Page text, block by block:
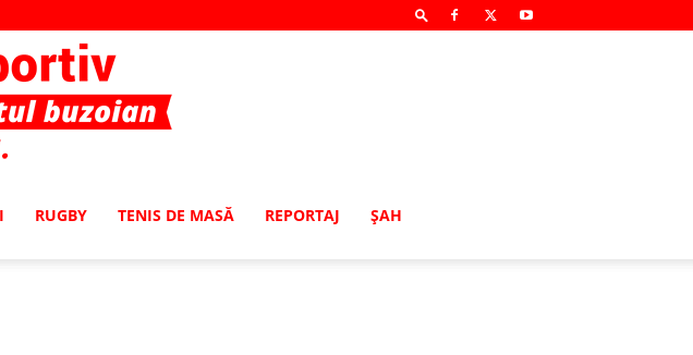
RUGBY TENIS DE MASĂ REPORTAJ ŞAH